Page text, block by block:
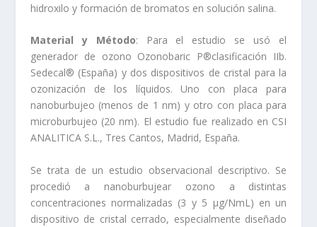
hidroxilo y formación de bromatos en solución salina.
Material y Método: Para el estudio se usó el
generador de ozono Ozonobaric P®clasificación IIb.
Sedecal® (España) y dos dispositivos de cristal para la
ozonización de los líquidos. Uno con placa para
nanoburbujeo (menos de 1 nm) y otro con placa para
microburbujeo (20 nm). El estudio fue realizado en CSI
ANALITICA S.L., Tres Cantos, Madrid, España.
Se trata de un estudio observacional descriptivo. Se
procedió a nanoburbujear ozono a distintas
concentraciones normalizadas (3 y 5 µg/NmL) en un
dispositivo de cristal cerrado, especialmente diseñado